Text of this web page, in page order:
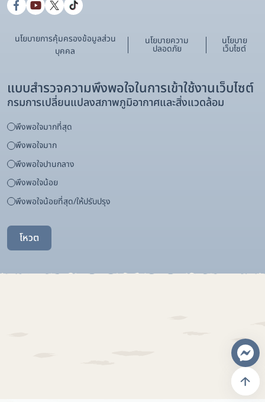
นโยบายการคุ้มครองข้อมูลส่วน
บุคคล
นโยบายความ
ปลอดภัย
นโยบาย
เว็บไซต์
แบบสำรวจความพึงพอใจในการเข้าใช้งานเว็บไซต์
กรมการเปลี่ยนแปลงสภาพภูมิอากาศและสิ่งแวดล้อม
พึงพอใจมากที่สุด
พึงพอใจมาก
พึงพอใจปานกลาง
พึงพอใจน้อย
พึงพอใจน้อยที่สุด/ให้ปรับปรุง
โหวต